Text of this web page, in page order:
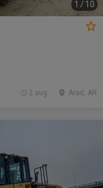
1 / 10
Arad, AR
2 aug.